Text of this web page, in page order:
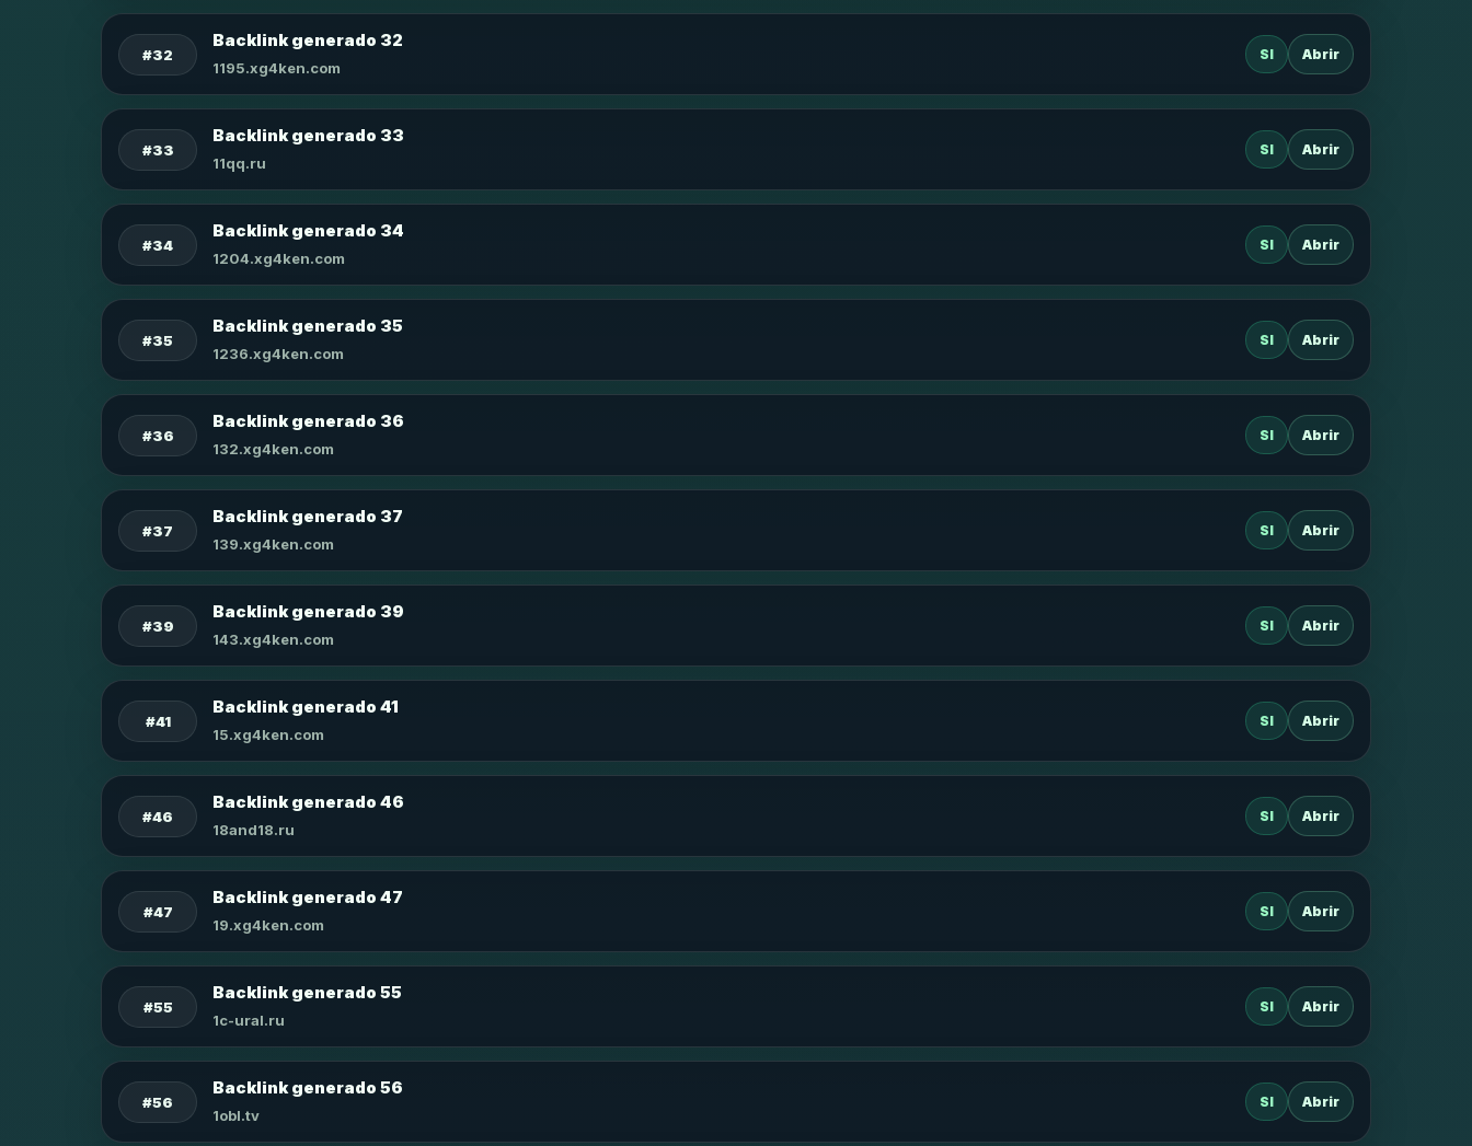
#32
Backlink generado 32
1195.xg4ken.com
SI Abrir
#33
Backlink generado 33
11qq.ru
SI Abrir
#34
Backlink generado 34
1204.xg4ken.com
SI Abrir
#35
Backlink generado 35
1236.xg4ken.com
SI Abrir
#36
Backlink generado 36
132.xg4ken.com
SI Abrir
#37
Backlink generado 37
139.xg4ken.com
SI Abrir
#39
Backlink generado 39
143.xg4ken.com
SI Abrir
#41
Backlink generado 41
15.xg4ken.com
SI Abrir
#46
Backlink generado 46
18and18.ru
SI Abrir
#47
Backlink generado 47
19.xg4ken.com
SI Abrir
#55
Backlink generado 55
1c-ural.ru
SI Abrir
#56
Backlink generado 56
1obl.tv
SI Abrir